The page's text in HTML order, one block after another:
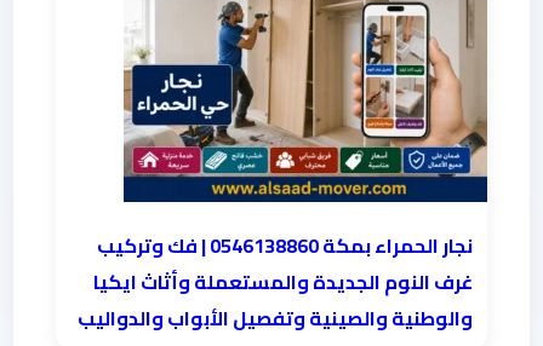
نجار الحمراء بمكة 0546138860⁩ | فك وتركيب
غرف النوم الجديدة والمستعملة وأثاث ايكيا
والوطنية والصينية وتفصيل الأبواب والدواليب